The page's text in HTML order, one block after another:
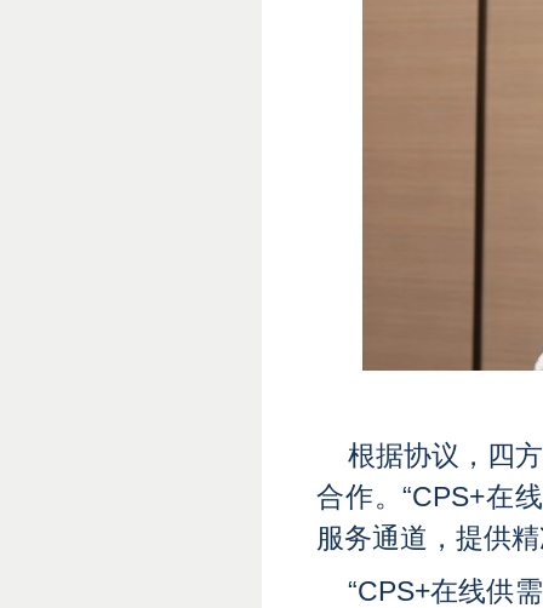
根据协议，四
合作。“CPS+在
服务通道，提供
“CPS+在线供